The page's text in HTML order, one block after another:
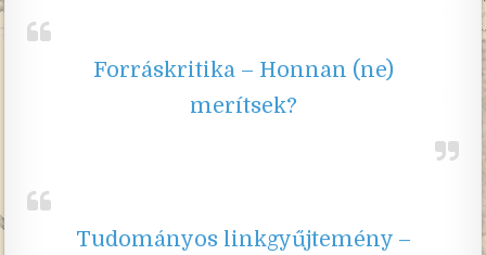
Forráskritika – Honnan (ne)
merítsek?
Tudományos linkgyűjtemény –